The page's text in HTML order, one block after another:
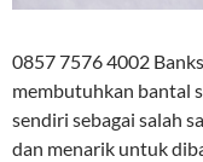
0857 7576 4002
membutuhkan bantal
sendiri sebagai salah
dan menarik untuk